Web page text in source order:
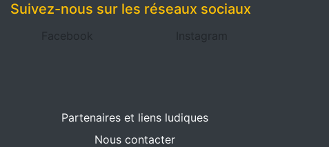
Suivez-nous sur les réseaux sociaux
Facebook Instagram
Partenaires et liens ludiques
Nous contacter